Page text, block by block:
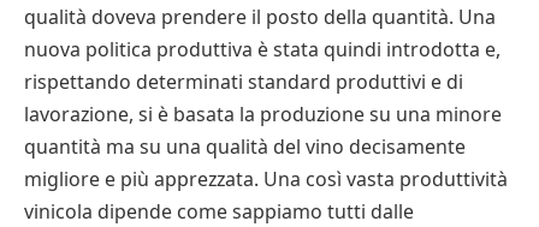
qualità doveva prendere il posto della quantità. Una
nuova politica produttiva è stata quindi introdotta e,
rispettando determinati standard produttivi e di
lavorazione, si è basata la produzione su una minore
quantità ma su una qualità del vino decisamente
migliore e più apprezzata. Una così vasta produttività
vinicola dipende come sappiamo tutti dalle